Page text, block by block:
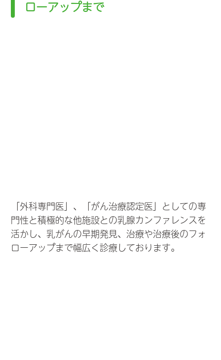
ローアップまで
「外科専門医」、「がん治療認定医」としての専
門性と積極的な他施設との乳腺カンファレンスを
活かし、乳がんの早期発見、治療や治療後のフォ
ローアップまで幅広く診療しております。